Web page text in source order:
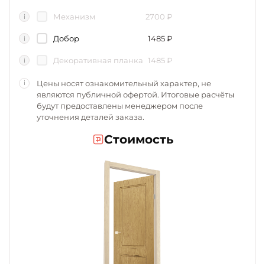
i Механизм 2700 ₽
i Добор 1485₽
i Декоративная планка 1485 ₽
i
Цены носят ознакомительный характер, не
являются публичной офертой. Итоговые расчёты
будут предоставлены менеджером после
уточнения деталей заказа.
Стоимость